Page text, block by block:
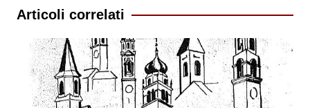
Articoli correlati